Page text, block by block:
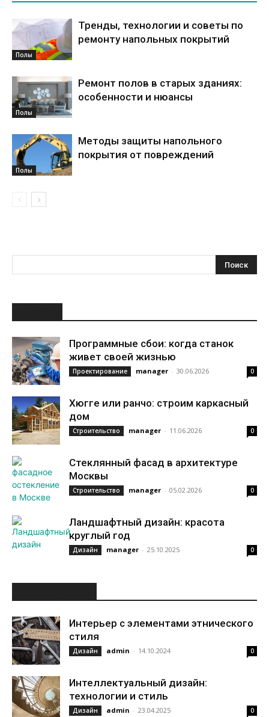
Полы
Тренды, технологии и советы по
ремонту напольных покрытий
Полы
Ремонт полов в старых зданиях:
особенности и нюансы
Полы
Методы защиты напольного
покрытия от повреждений
Программные сбои: когда станок
живет своей жизнью
Проектирование manager - 30.06.2026 0
Хюгге или ранчо: строим каркасный
дом
Строительство manager - 11.06.2026 0
Стеклянный фасад в архитектуре
Москвы
Строительство manager - 05.02.2026 0
Ландшафтный дизайн: красота
круглый год
Дизайн manager - 25.10.2025 0
Интерьер с элементами этнического
стиля
Дизайн admin - 14.10.2024 0
Интеллектуальный дизайн:
технологии и стиль
Дизайн admin - 23.04.2025 0